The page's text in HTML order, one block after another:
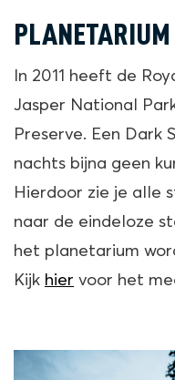
PLANETARIUM
In 2011 heeft de
Jasper National
Preserve. Een Dark
nachts bijna geen
Hierdoor zie je alle
naar de eindeloze
het planetarium
Kijk hier voor het